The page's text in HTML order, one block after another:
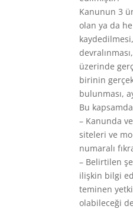
Kanunun 3
olan ya da
üzerinde
birinin
bulunması,
Bu
– Kanunda
siteleri ve
numaralı
– Belirtilen
ilişkin bilgi
teminen
olabileceği